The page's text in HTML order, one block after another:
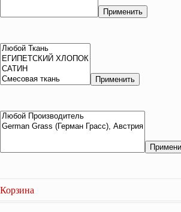
Применить
Применить
Корзина